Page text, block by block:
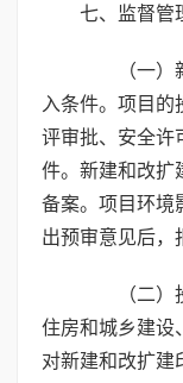
七、监督管
（一）新
入条件。项目的
评审批、安全许
件。新建和改扩
备案。项目环境
出预审意见后，
（二）投
住房和城乡建设
对新建和改扩建